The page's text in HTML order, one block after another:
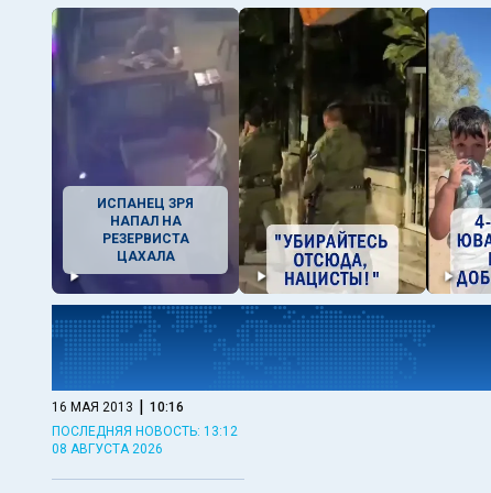
ИСПАНЕЦ ЗРЯ
НАПАЛ НА
РЕЗЕРВИСТА
ЦАХАЛА
16 МАЯ 2013 | 10:16
ПОСЛЕДНЯЯ НОВОСТЬ: 13:12
08 АВГУСТА 2026